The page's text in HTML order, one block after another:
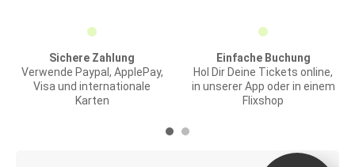
Sichere Zahlung
Verwende Paypal, ApplePay,
Visa und internationale
Karten
Einfache Buchung
Hol Dir Deine Tickets online,
in unserer App oder in einem
Flixshop